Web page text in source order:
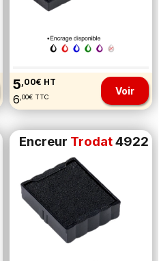
5 ,00€ HT
6 ,00€ TTC Voir
Encreur Trodat4922